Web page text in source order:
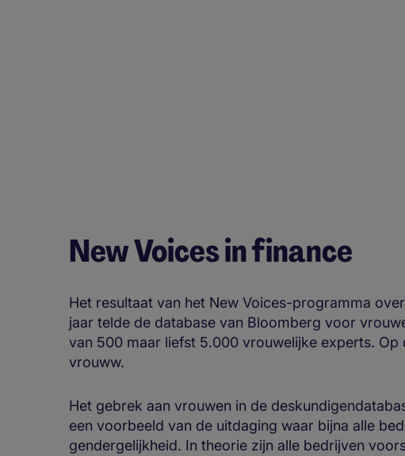
New Voices in finance
Het resultaat van het New Voices-programma
jaar telde de database van Bloomberg voor
van 500 maar liefst 5.000 vrouwelijke experts.
vrouww.
Het gebrek aan vrouwen in de
een voorbeeld van de uitdaging waar bijna alle
gendergelijkheid. In theorie zijn alle bedrijven